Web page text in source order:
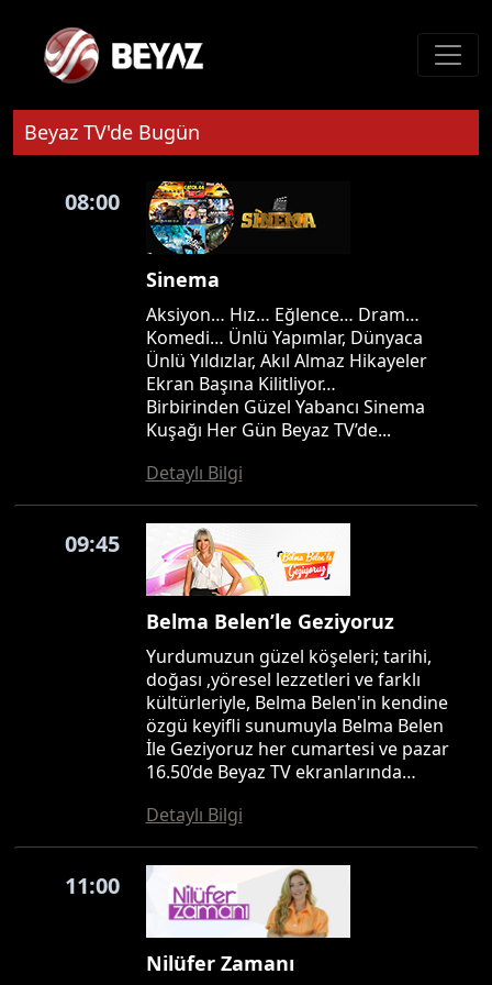
Beyaz TV'de Bugün
08:00
Sinema
Aksiyon… Hız… Eğlence… Dram…
Komedi… Ünlü Yapımlar, Dünyaca
Ünlü Yıldızlar, Akıl Almaz Hikayeler
Ekran Başına Kilitliyor…
Birbirinden Güzel Yabancı Sinema
Kuşağı Her Gün Beyaz TV’de...
Detaylı Bilgi
09:45
Belma Belen’le Geziyoruz
Yurdumuzun güzel köşeleri; tarihi,
doğası ,yöresel lezzetleri ve farklı
kültürleriyle, Belma Belen'in kendine
özgü keyifli sunumuyla Belma Belen
İle Geziyoruz her cumartesi ve pazar
16.50’de Beyaz TV ekranlarında…
Detaylı Bilgi
11:00
Nilüfer Zamanı